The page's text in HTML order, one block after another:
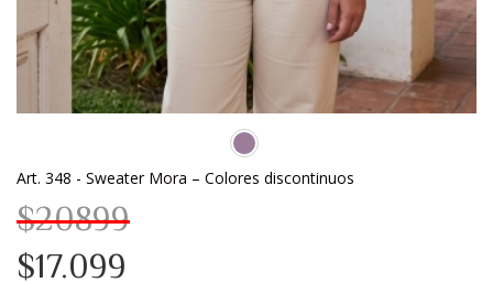
Art. 348 - Sweater Mora – Colores discontinuos
$20899
$17.099